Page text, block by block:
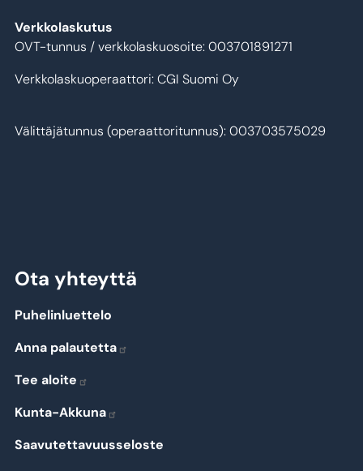
Verkkolaskutus
OVT-tunnus / verkkolaskuosoite: 003701891271
Verkkolaskuoperaattori: CGI Suomi Oy
Välittäjätunnus (operaattoritunnus): 003703575029
Ota yhteyttä
Puhelinluettelo
Anna palautetta
Tee aloite
Kunta-Akkuna
Saavutettavuusseloste